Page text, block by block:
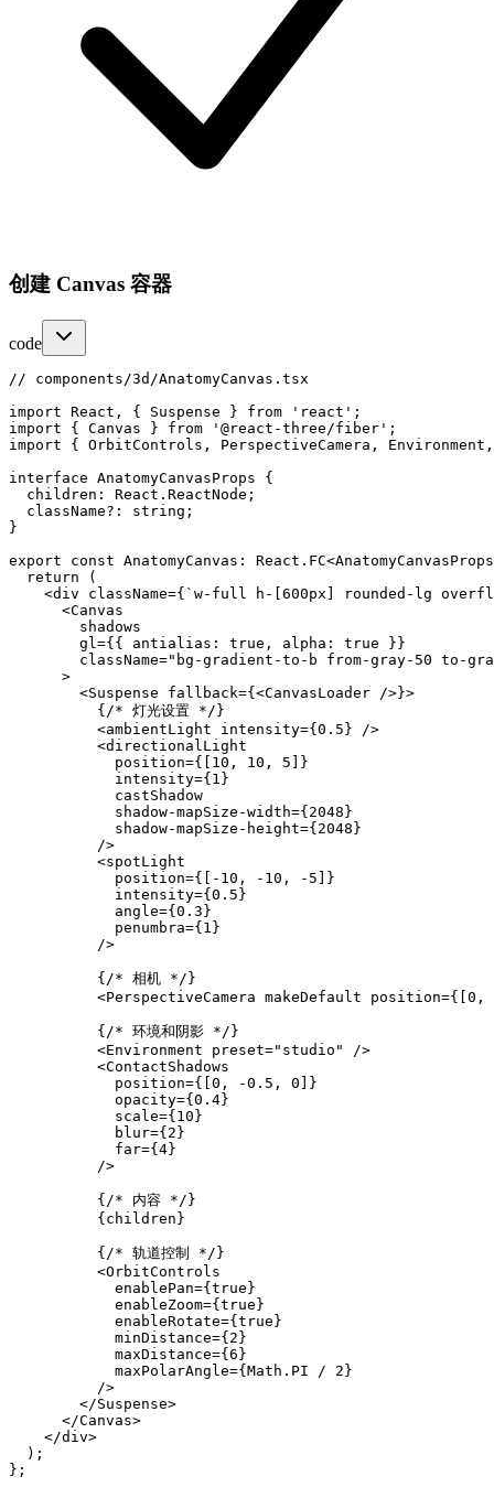
创建 Canvas 容器
code
// components/3d/AnatomyCanvas.tsx
import React, { Suspense } from 'react';
import { Canvas } from '@react-three/fiber';
import { OrbitControls, PerspectiveCamera,
interface AnatomyCanvasProps {
  children: React.ReactNode;
  className?: string;
}
export const AnatomyCanvas:
  return (
<div className={`w-full h-[600px] rounded-lg
      <Canvas
        shadows
        gl={{ antialias: true, alpha: true }}
className="bg-gradient-to-b from-gray-50 to-
      >
        <Suspense fallback={<CanvasLoader />}>
          {/* 灯光设置 */}
          <ambientLight intensity={0.5} />
          <directionalLight
            position={[10, 10, 5]}
            intensity={1}
            castShadow
            shadow-mapSize-width={2048}
            shadow-mapSize-height={2048}
          />
          <spotLight
            position={[-10, -10, -5]}
            intensity={0.5}
            angle={0.3}
            penumbra={1}
          />
          {/* 相机 */}
<PerspectiveCamera makeDefault position={[0,
          {/* 环境和阴影 */}
          <Environment preset="studio" />
          <ContactShadows
            position={[0, -0.5, 0]}
            opacity={0.4}
            scale={10}
            blur={2}
            far={4}
          />
          {/* 内容 */}
          {children}
          {/* 轨道控制 */}
          <OrbitControls
            enablePan={true}
            enableZoom={true}
            enableRotate={true}
            minDistance={2}
            maxDistance={6}
            maxPolarAngle={Math.PI / 2}
          />
        </Suspense>
      </Canvas>
    </div>
  );
};